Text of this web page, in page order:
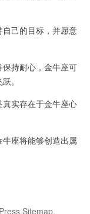
己的目标，并愿意
持耐心，金牛座可
。
实存在于金牛座心
座将能够创造出属
.Sitemap.